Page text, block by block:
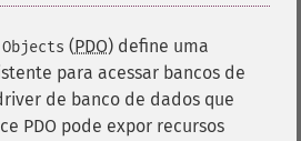
Objects (PDO) define uma
para acessar bancos de
de banco de dados que
PDO pode expor recursos